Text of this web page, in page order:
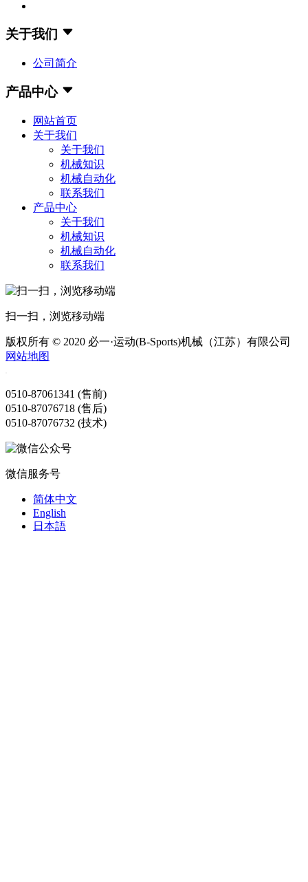
关于我们
公司简介
产品中心
网站首页
关于我们
关于我们
机械知识
机械自动化
联系我们
产品中心
关于我们
机械知识
机械自动化
联系我们
扫一扫，浏览移动端
版权所有 © 2020 必一·运动(B-Sports)机械（江苏）有限公司
网站地图
0510-87061341 (售前)
0510-87076718 (售后)
0510-87076732 (技术)
微信服务号
简体中文
English
日本語